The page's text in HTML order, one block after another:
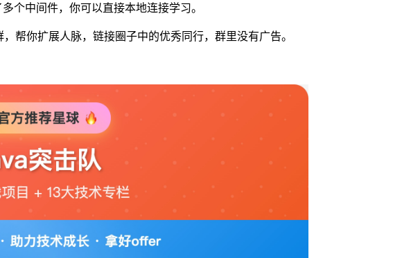
个中间件，你可以直接本地连接学习。
帮你扩展人脉，链接圈子中的优秀同行，群里没有广告。